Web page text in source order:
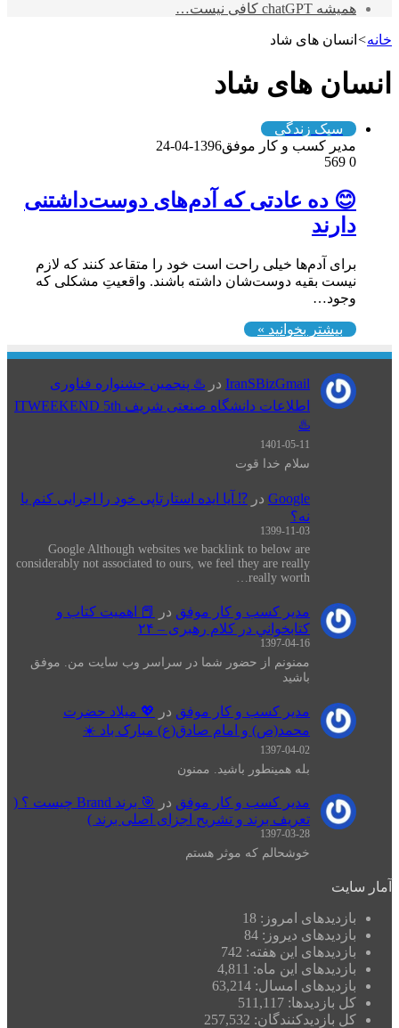
همیشه chatGPT کافی نیست…
خانه> انسان های شاد
انسان های شاد
سبک زندگی
مدیر کسب و کار موفق1396-04-24
0
😊 ده عادتی که آدم‌های دوست‌داشتنی
دارند
برای آدم‌ها خیلی راحت است خود را متقاعد کنند که لازم
نیست بقیه دوست‌شان داشته باشند. واقعیتِ مشکلی که
وجود…
بیشتر بخوانید »
IranSBizGmail در ♨️ پنجمین جشنواره فناوری
اطلاعات دانشگاه صنعتی شریف ITWEEKEND 5th
♨️
1401-05-11
سلام خدا قوت
Google در ⁉️ آیا ایده استارتاپی خود را اجرایی کنم یا
نه؟
1399-11-03
Google Although websites we backlink to below are
considerably not associated to ours, we feel they are really
really worth…
مدیر کسب و کار موفق در
📕 اهميت كتاب و
كتابخواني در كلام رهبری – ۲۴
1397-04-16
ممنونم از حضور شما در سراسر وب سایت من. موفق
باشید
مدیر کسب و کار موفق در
💖 میلاد حضرت
محمد(ص) و امام صادق(ع) مبارک باد ☀️
1397-04-02
بله همینطور باشید. ممنون
مدیر کسب و کار موفق در
🎯 برند Brand چیست ؟ (
تعریف برند و تشریح اجزای اصلی برند )
1397-03-28
خوشحالم که موثر هستم
آمار سایت
بازدیدهای امروز: 18
بازدیدهای دیروز: 84
بازدیدهای این هفته: 742
بازدیدهای این ماه: 4,811
بازدیدهای امسال: 63,214
کل بازدیدها: 511,117
کل بازدیدکنند‌گان: 257,532